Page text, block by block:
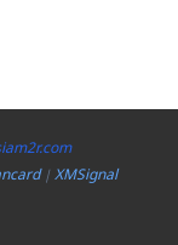
|XMSignal